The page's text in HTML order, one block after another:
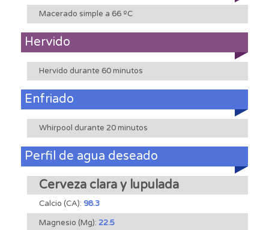
Macerado simple a 66 ºC
Hervido
Hervido durante 60 minutos
Enfriado
Whirpool durante 20 minutos
Perfil de agua deseado
Cerveza clara y lupulada
Calcio (CA): 98.3
Magnesio (Mg): 22.5